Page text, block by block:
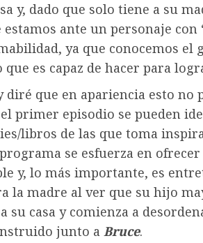
y, dado que solo tiene a su
estamos ante un personaje con
ya que conocemos el
es capaz de hacer para
diré que en apariencia esto no
primer episodio se pueden
libros de las que toma
se esfuerza en
y, lo más importante, es
la madre al ver que su hijo
su casa y comienza a
junto a Bruce.